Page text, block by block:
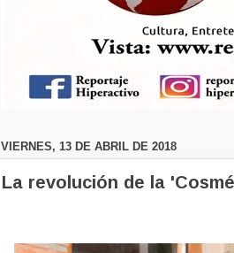
VIERNES, 13 DE ABRIL DE 2018
La revolución de la